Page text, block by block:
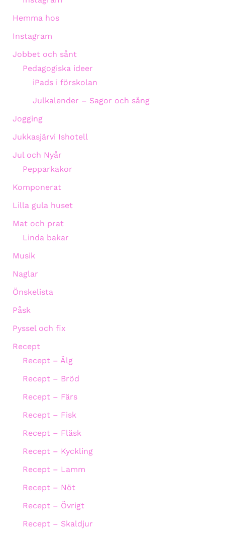
Hemma hos
Instagram
Jobbet och sånt
Pedagogiska ideer
iPads i förskolan
Julkalender – Sagor och sång
Jogging
Jukkasjärvi Ishotell
Jul och Nyår
Pepparkakor
Komponerat
Lilla gula huset
Mat och prat
Linda bakar
Musik
Naglar
Önskelista
Påsk
Pyssel och fix
Recept
Recept – Älg
Recept – Bröd
Recept – Färs
Recept – Fisk
Recept – Fläsk
Recept – Kyckling
Recept – Lamm
Recept – Nöt
Recept – Övrigt
Recept – Skaldjur